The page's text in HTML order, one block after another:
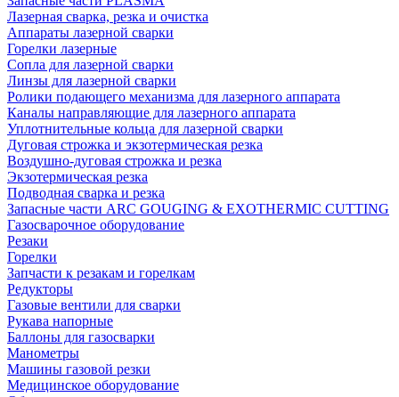
Лазерная сварка, резка и очистка
Аппараты лазерной сварки
Горелки лазерные
Сопла для лазерной сварки
Линзы для лазерной сварки
Ролики подающего механизма для лазерного аппарата
Каналы направляющие для лазерного аппарата
Уплотнительные кольца для лазерной сварки
Дуговая строжка и экзотермическая резка
Воздушно-дуговая строжка и резка
Экзотермическая резка
Подводная сварка и резка
Запасные части ARC GOUGING & EXOTHERMIC CUTTING
Газосварочное оборудование
Резаки
Горелки
Запчасти к резакам и горелкам
Редукторы
Газовые вентили для сварки
Рукава напорные
Баллоны для газосварки
Манометры
Машины газовой резки
Медицинское оборудование